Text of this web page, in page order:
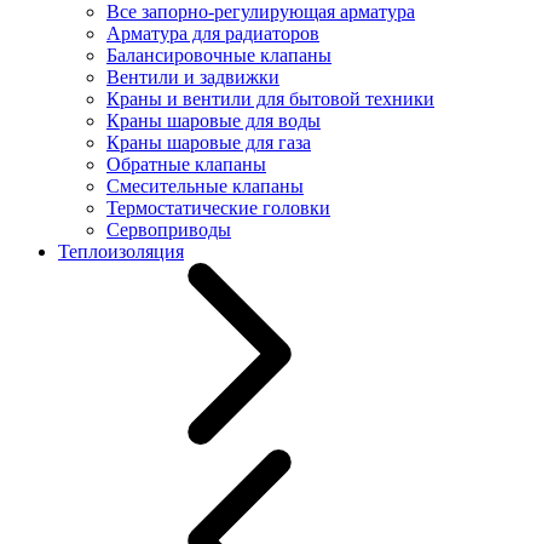
Все запорно-регулирующая арматура
Арматура для радиаторов
Балансировочные клапаны
Вентили и задвижки
Краны и вентили для бытовой техники
Краны шаровые для воды
Краны шаровые для газа
Обратные клапаны
Смесительные клапаны
Термостатические головки
Сервоприводы
Теплоизоляция